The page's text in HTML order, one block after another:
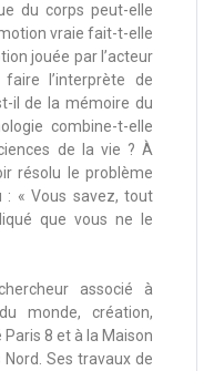
du corps peut-elle
vraie fait-t-elle
jouée par l’acteur
l’interprète de
il de la mémoire du
combine-t-elle
de la vie ? À
résolu le problème
: « Vous savez, tout
que vous ne le
associé à
monde, création,
8 et à la Maison
Nord. Ses travaux de